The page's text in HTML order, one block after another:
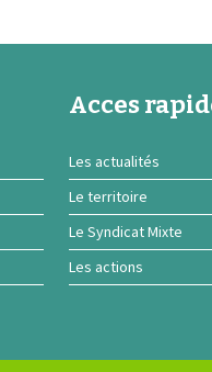
Acces
Les actualités
Le territoire
Le Syndicat Mixte
Les actions